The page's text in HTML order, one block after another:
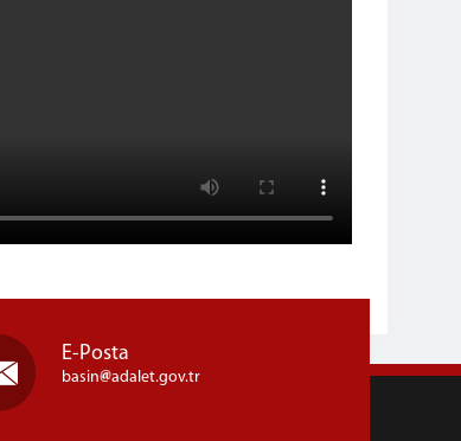
E-Posta
basin adalet.gov.tr